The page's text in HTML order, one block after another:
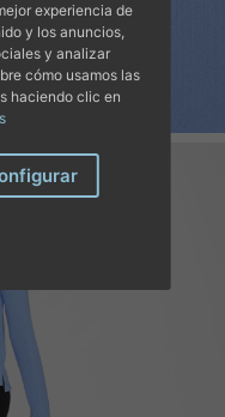
experiencia de
y los anuncios,
y analizar
cómo usamos las
haciendo clic en